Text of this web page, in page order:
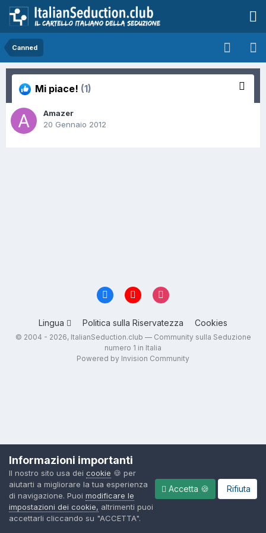
Canned
Mi piace! (1)
Amazer
20 Gennaio 2012
Lingua Politica sulla Riservatezza Cookies
© 2004 - 2026, ItalianSeduction.club — Community sulla Seduzione
numero 1 in Italia
Powered by Invision Community
Informazioni importanti
Il nostro sito usa dei cookie 🍪 per
aiutarti a migliorare la tua esperienza
di navigazione. Puoi modificare le
impostazioni dei cookie, altrimenti puoi
accettarli cliccando su "ACCETTA".
Accetta 🍪 Rifiuta